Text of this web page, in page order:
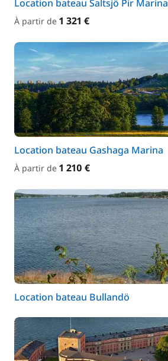
Location bateau Saltsjö Pir Marina
À partir de 1 321 €
Location bateau Gashaga Marina
À partir de 1 210 €
Location bateau Bullandö